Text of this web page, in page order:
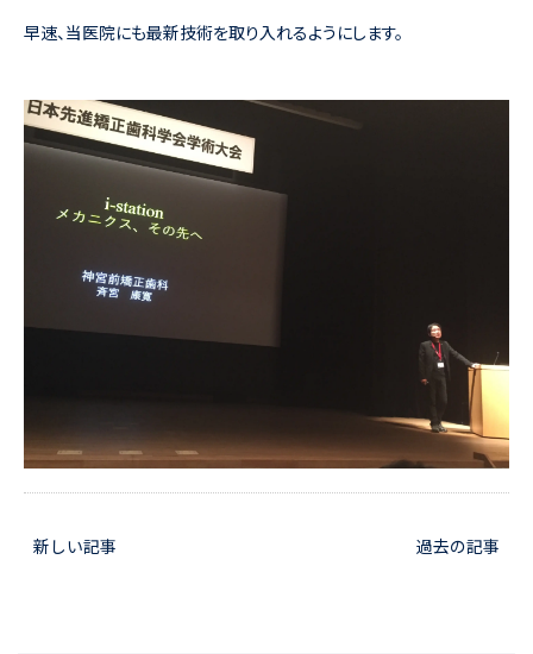
早速、当医院にも最新技術を取り入れるようにします。
新しい記事 過去の記事